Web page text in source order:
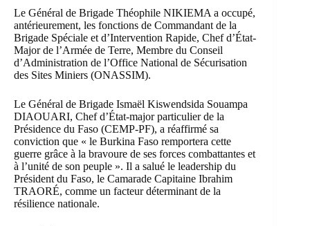
Le Général de Brigade Théophile NIKIEMA a occupé,
antérieurement, les fonctions de Commandant de la
Brigade Spéciale et d’Intervention Rapide, Chef d’État-
Major de l’Armée de Terre, Membre du Conseil
d’Administration de l’Office National de Sécurisation
des Sites Miniers (ONASSIM).
Le Général de Brigade Ismaël Kiswendsida Souampa
DIAOUARI, Chef d’État-major particulier de la
Présidence du Faso (CEMP-PF), a réaffirmé sa
conviction que « le Burkina Faso remportera cette
guerre grâce à la bravoure de ses forces combattantes et
à l’unité de son peuple ». Il a salué le leadership du
Président du Faso, le Camarade Capitaine Ibrahim
TRAORÉ, comme un facteur déterminant de la
résilience nationale.